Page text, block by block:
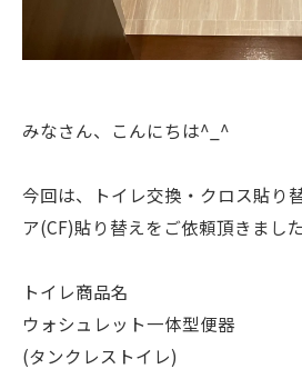
みなさん、こんにちは^_^
今回は、トイレ交換・クロス貼り
ア(CF)貼り替えをご依頼頂きました
トイレ商品名
ウォシュレット一体型便器
(タンクレストイレ)